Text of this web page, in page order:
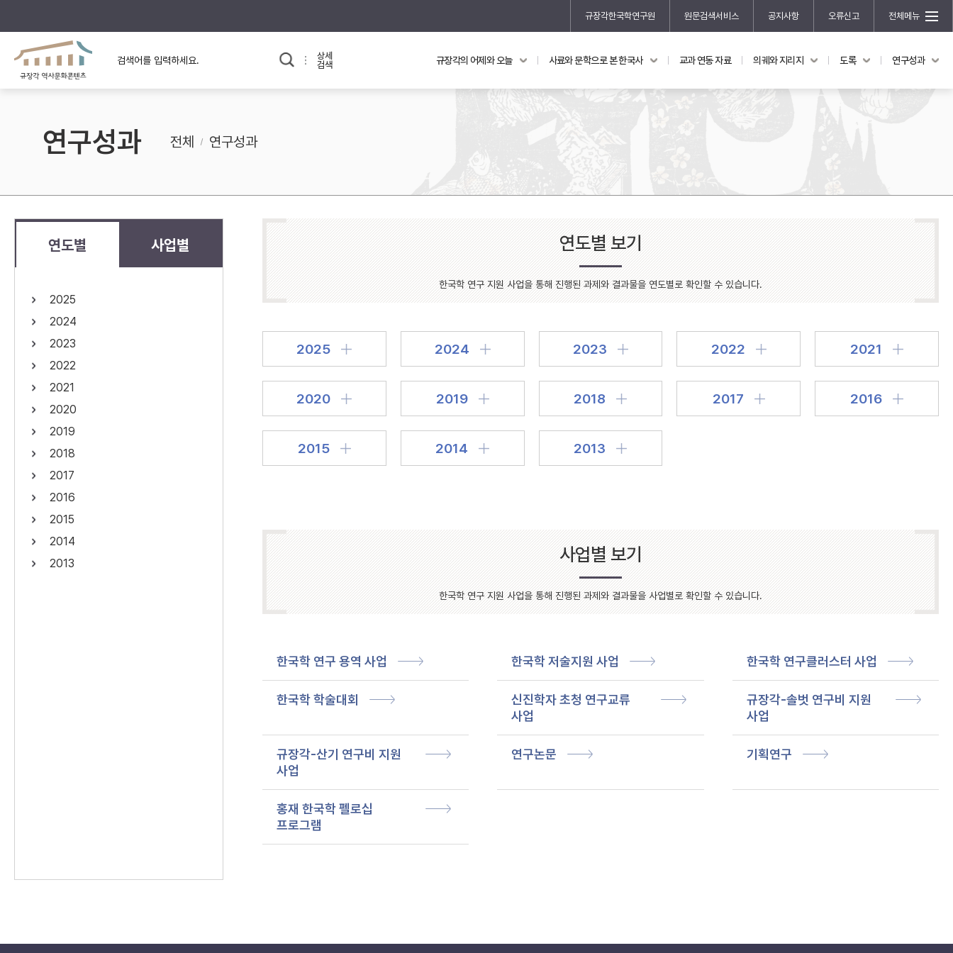
규장각한국학연구원 원문검색서비스 공지사항 오류신고 전체메뉴
규장각의 어제와 오늘
규장각 소개영상
사료와 문학으로 본
고대
조선 후기
근대
교과 연동 자료 의궤와 지리지 도록 연구성과
신진학자 초청 연구교류 사업
규장각-솔벗 연구비 지원 사업
규장각-산기 연구비 지원 사업
연구논문
기획연구
홍재 한국학 펠로십 프로그램
상세
검색
다시쓰기
“정조”와 “정약용”이 동시에 포함된 자료를 검
색
“정조” 또는 “정약용”이 포함된 자료를 검색
“정조”가 나온 후 “정약용”이 나오지 않는 자
규장각의 어제와 오늘 사료와 문학으로 본 한국사 교과 연동 자료 의궤와 지리지 도록 연구성과
연구성과 전체 연구성과
연도별 사업별
2025
2024
2023
2022
2021
2020
2019
2018
2017
2016
2015
2014
2013
연도별 보기
한국학 연구 지원 사업을 통해 진행된 과제와 결과물을 연도별로 확인할 수 있습니다.
2025 2024 2023 2022 2021
2020 2019 2018 2017 2016
2015 2014 2013
사업별 보기
한국학 연구 지원 사업을 통해 진행된 과제와 결과물을 사업별로 확인할 수 있습니다.
한국학 연구 용역 사업 한국학 저술지원 사업 한국학 연구클러스터 사업
한국학 학술대회
신진학자 초청 연구교류
사업
규장각-솔벗 연구비 지원
사업
규장각-산기 연구비 지원
사업
연구논문 기획연구
홍재 한국학 펠로십
프로그램